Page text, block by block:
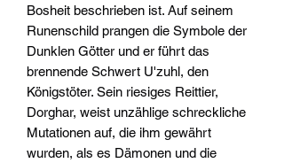
Bosheit beschrieben ist. Auf seinem
Runenschild prangen die Symbole der
Dunklen Götter und er führt das
brennende Schwert U'zuhl, den
Königstöter. Sein riesiges Reittier,
Dorghar, weist unzählige schreckliche
Mutationen auf, die ihm gewährt
wurden, als es Dämonen und die